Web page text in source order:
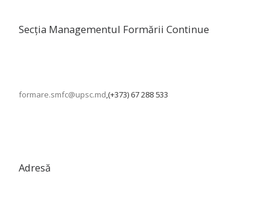
Secția Managementul Formării Continue
formare.smfc@upsc.md,(+373) 67 288 533
Adresă